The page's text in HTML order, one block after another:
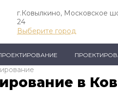
г.Ковылкино, Московское
24
Выберите город
в